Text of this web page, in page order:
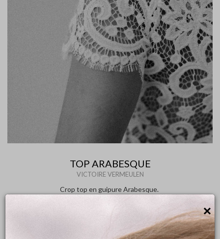
×
TOP ARABESQUE
VICTOIRE VERMEULEN
Crop top en guipure Arabesque.
Manches courtes, et dos nu fermé par des boutons recouverts.
Le top Arabesque est disponible dans les showrooms de
Montpellier et Bordeaux.